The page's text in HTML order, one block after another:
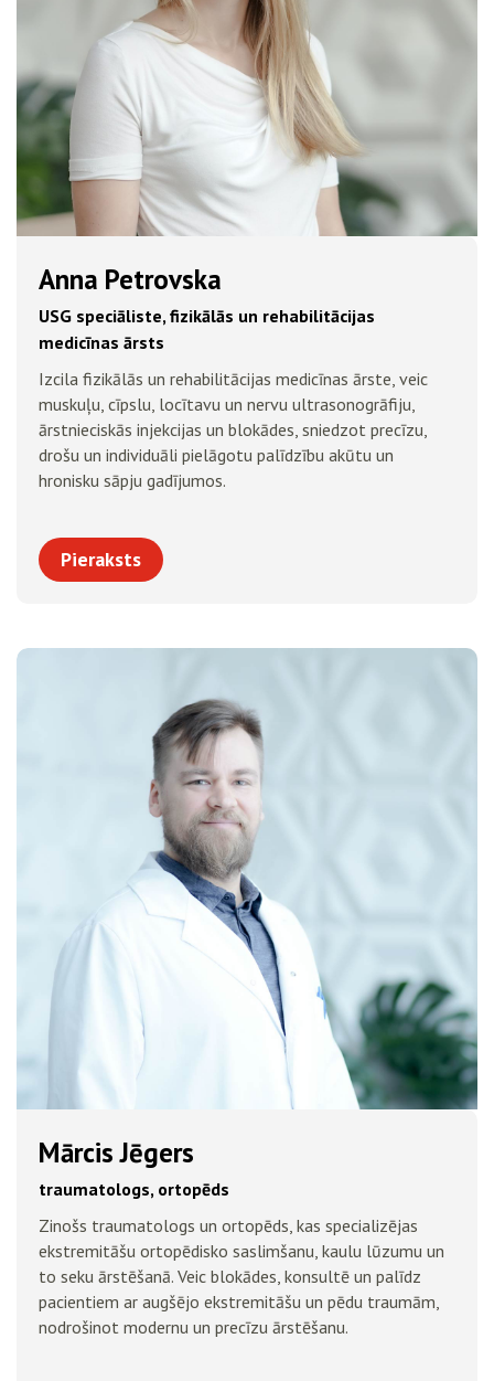
Anna Petrovska
USG speciāliste, fizikālās un rehabilitācijas
medicīnas ārsts
Izcila fizikālās un rehabilitācijas medicīnas ārste, veic
muskuļu, cīpslu, locītavu un nervu ultrasonogrāfiju,
ārstnieciskās injekcijas un blokādes, sniedzot precīzu,
drošu un individuāli pielāgotu palīdzību akūtu un
hronisku sāpju gadījumos.
Pieraksts
Mārcis Jēgers
traumatologs, ortopēds
Zinošs traumatologs un ortopēds, kas specializējas
ekstremitāšu ortopēdisko saslimšanu, kaulu lūzumu un
to seku ārstēšanā. Veic blokādes, konsultē un palīdz
pacientiem ar augšējo ekstremitāšu un pēdu traumām,
nodrošinot modernu un precīzu ārstēšanu.